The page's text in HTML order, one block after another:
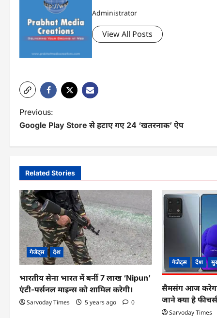
Administrator
View All Posts
P
o
s
t
n
a
v
i
g
t
i
Previous:
Google Play Store से हटाए गए 24 ‘खतरनाक’ ऐप
Related Stories
गैजेट्स देश
भारतीय सेना भारत में बनीं 7 लाख ‘Nipun’
एंटी-पर्सनल माइन्स को शामिल करेगी।
Sarvoday Times 5 years ago 0
गैजेट्स देश
सैमसंग आज
जाने क्या है
Sarvoday Times